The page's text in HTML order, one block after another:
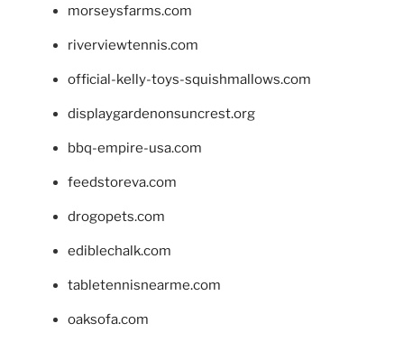
morseysfarms.com
riverviewtennis.com
official-kelly-toys-squishmallows.com
displaygardenonsuncrest.org
bbq-empire-usa.com
feedstoreva.com
drogopets.com
ediblechalk.com
tabletennisnearme.com
oaksofa.com